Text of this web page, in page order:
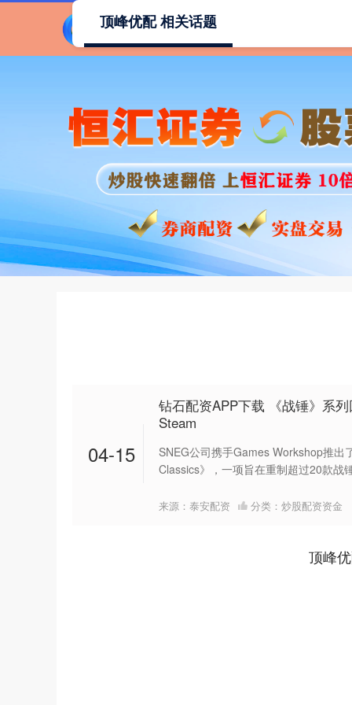
顶峰优配 相关话题
04-15
钻石配资APP下载 《战锤》系
Steam
SNEG公司携手Games Workshop推出
Classics》，一项旨在重制超过20款战
来源：泰安配资 分类： 炒股配资资金
顶峰